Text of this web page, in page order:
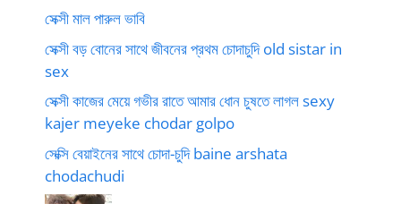
সেক্সী মাল পারুল ভাবি
সেক্সী বড় বোনের সাথে জীবনের প্রথম চোদাচুদি old sistar in
sex
সেক্সী কাজের মেয়ে গভীর রাতে আমার ধোন চুষতে লাগল sexy
kajer meyeke chodar golpo
সেক্সি বেয়াইনের সাথে চোদা-চুদি baine arshata
chodachudi